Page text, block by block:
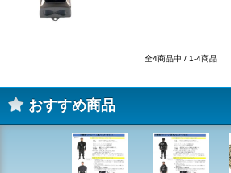
全4商品中 / 1-4商品
おすすめ商品